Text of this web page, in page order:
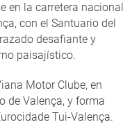
en la carretera nacional
con el Santuario del
desafiante y
paisajístico.
Motor Clube, en
de Valença, y forma
Tui-Valença.